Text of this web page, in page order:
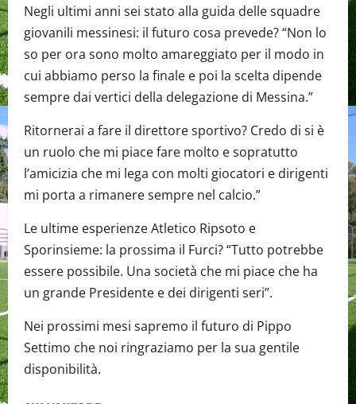
Negli ultimi anni sei stato alla guida delle squadre
giovanili messinesi: il futuro cosa prevede? “Non lo
so per ora sono molto amareggiato per il modo in
cui abbiamo perso la finale e poi la scelta dipende
sempre dai vertici della delegazione di Messina.”
Ritornerai a fare il direttore sportivo? Credo di si è
un ruolo che mi piace fare molto e sopratutto
l’amicizia che mi lega con molti giocatori e dirigenti
mi porta a rimanere sempre nel calcio.”
Le ultime esperienze Atletico Ripsoto e
Sporinsieme: la prossima il Furci? “Tutto potrebbe
essere possibile. Una società che mi piace che ha
un grande Presidente e dei dirigenti seri”.
Nei prossimi mesi sapremo il futuro di Pippo
Settimo che noi ringraziamo per la sua gentile
disponibilità.